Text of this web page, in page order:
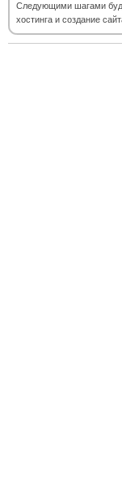
Следующими шагами
хостинга и создание